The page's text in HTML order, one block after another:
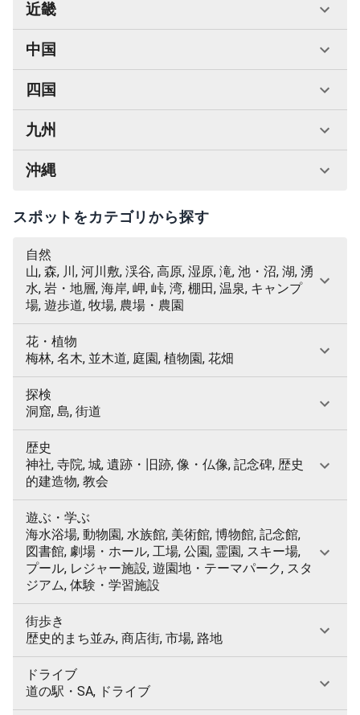
近畿
中国
四国
九州
沖縄
スポットをカテゴリから探す
自然
山, 森, 川, 河川敷, 渓谷, 高原, 湿原, 滝, 池・沼, 湖, 湧
水, 岩・地層, 海岸, 岬, 峠, 湾, 棚田, 温泉, キャンプ
場, 遊歩道, 牧場, 農場・農園
花・植物
梅林, 名木, 並木道, 庭園, 植物園, 花畑
探検
洞窟, 島, 街道
歴史
神社, 寺院, 城, 遺跡・旧跡, 像・仏像, 記念碑, 歴史
的建造物, 教会
遊ぶ・学ぶ
海水浴場, 動物園, 水族館, 美術館, 博物館, 記念館,
図書館, 劇場・ホール, 工場, 公園, 霊園, スキー場,
プール, レジャー施設, 遊園地・テーマパーク, スタ
ジアム, 体験・学習施設
街歩き
歴史的まち並み, 商店街, 市場, 路地
ドライブ
道の駅・SA, ドライブ